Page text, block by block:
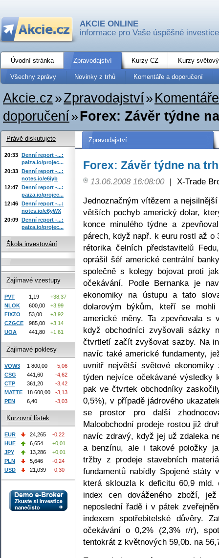
AKCIE ONLINE
informace pro Vaše úspěšné investice
Úvodní stránka Zpravodajství Kurzy CZ Kurzy
Všechny zprávy Novinky z trhů Komentáře a doporučení
Akcie.cz»Zpravodajství»
doporučení»Forex: Závěr týdne
Zpravodajství
Forex: Závěr týdne na
13.06.2008 16:08:00 | X-Trade
Jednoznačným vítězem a
větších pochyb americký dolar,
konce minulého týdne a
párech, když např. k euru rostl až o
rétorika čelních představitelů
oprášil šéf americké centrální
společně s kolegy bojovat proti
očekávání. Podle Bernanka je
ekonomiky na ústupu a tato
dolarovým býkům, kteří se
americké měny. Ta zpevňovala s
když obchodníci zvyšovali
čtvrtletí začít zvyšovat sazby. Na
navíc také americké fundamenty,
uvnitř největší světové ekonomiky
týden nejvíce očekávané výsledky
pak ve čtvrtek obchodníky
0,5%), v případě jádrového
se prostor pro další
Maloobchodní prodeje rostou již
navíc zdravý, když jej už zdaleka
a benzínu, ale i takové položky
tržby z prodeje stavebních
fundamentů nabídly Spojené státy
která sklouzla k deficitu 60,9 mld.
index cen dováženého zboží,
neposlední řadě i v pátek
indexem spotřebitelské důvěry.
očekávání o 0,2% (2,3% r/r),
tentokrát z květnových 59,0b. na
Právě diskutujete
20:33 Denní report -...:
paiza.io/projec...
20:33 Denní report -...:
notes.io/e6iyb
12:47 Denní report -...:
paiza.io/projec...
12:46 Denní report -...:
notes.io/e6yWX
20:09 Denní report -...:
paiza.io/projec...
Škola investování
Zajímavé vzestupy
PVT 1,19
+38,37
NLOK
600,00
+3,99
FIXZO
53,00
+3,92
CZGCE
985,00
+3,14
UQA
441,80 +1,61
Zajímavé poklesy
VOW3 1 800,00
-5,06
CSG
441,60
-4,62
CTP
361,20
-3,42
MATTE
18 600,00
-3,13
PEN
6,40 -3,03
Kurzovní lístek
EUR 24,265
-0,22
HUF
6,654
+0,01
JPY
13,286
+0,01
PLN
5,646
-0,24
USD
21,039 -0,30